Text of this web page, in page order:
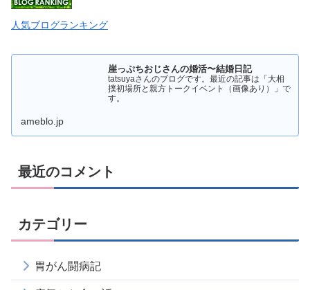
人気ブログランキング
崖っぷちおじさんの婚活〜結婚日記
tatsuyaさんのブログです。最近の記事は「大相
撲初場所と親方トークイベント（画像あり）」で
す。
ameblo.jp
最近のコメント
カテゴリー
胃がん闘病記